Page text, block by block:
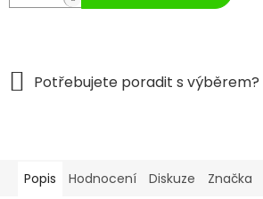
Popis Hodnocení Diskuze Značka